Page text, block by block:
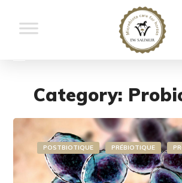
Category:
POSTBIOTIQUE PRÉBIOTIQUE